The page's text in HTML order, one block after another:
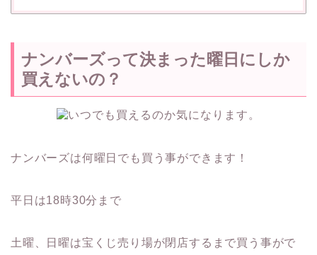
ナンバーズって決まった曜日にしか
買えないの？
ナンバーズは何曜日でも買う事ができます！
平日は18時30分まで
土曜、日曜は宝くじ売り場が閉店するまで買う事がで